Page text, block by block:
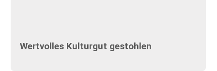
Wertvolles Kulturgut gestohlen